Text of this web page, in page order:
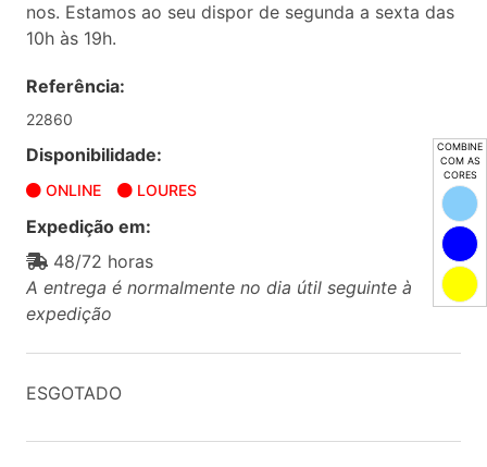
COMBINE
COM AS
CORES
nos. Estamos ao seu dispor de segunda a sexta das
10h às 19h.
Referência:
22860
Disponibilidade:
ONLINE LOURES
Expedição em:
48/72 horas
A entrega é normalmente no dia útil seguinte à
expedição
ESGOTADO